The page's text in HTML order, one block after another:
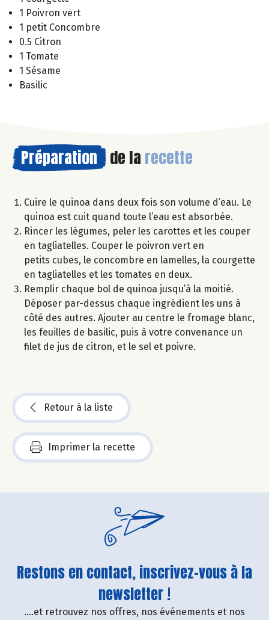
1 Poivron vert
1 petit Concombre
0.5 Citron
1 Tomate
1 Sésame
Basilic
Préparation de la recette
Cuire le quinoa dans deux fois son volume d’eau. Le
quinoa est cuit quand toute l’eau est absorbée.
Rincer les légumes, peler les carottes et les couper
en tagliatelles. Couper le poivron vert en
petits cubes, le concombre en lamelles, la courgette
en tagliatelles et les tomates en deux.
Remplir chaque bol de quinoa jusqu’à la moitié.
Déposer par-dessus chaque ingrédient les uns à
côté des autres. Ajouter au centre le fromage blanc,
les feuilles de basilic, puis à votre convenance un
filet de jus de citron, et le sel et poivre.
Retour à la liste
Imprimer la recette
Restons en contact, inscrivez-vous à la
newsletter !
....et retrouvez nos offres, nos événements et nos